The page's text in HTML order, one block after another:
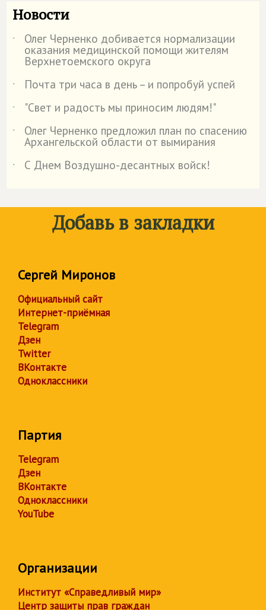
Новости
˙ Олег Черненко добивается нормализации
оказания медицинской помощи жителям
Верхнетоемского округа
˙
Почта три часа в день – и попробуй успей
˙
"Свет и радость мы приносим людям!"
˙
Олег Черненко предложил план по спасению
Архангельской области от вымирания
˙
С Днем Воздушно-десантных войск!
Добавь в закладки
Сергей Миронов
Официальный сайт
Интернет-приёмная
Telegram
Дзен
Twitter
ВКонтакте
Одноклассники
Партия
Telegram
Дзен
ВКонтакте
Одноклассники
YouTube
Организации
Институт «Справедливый мир»
Центр защиты прав граждан